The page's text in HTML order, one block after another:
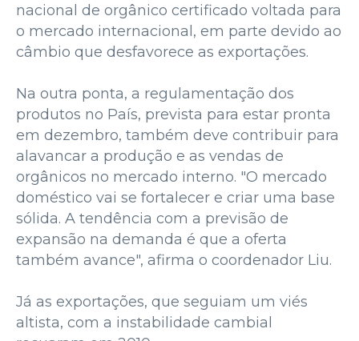
nacional de orgânico certificado voltada para
o mercado internacional, em parte devido ao
câmbio que desfavorece as exportações.
Na outra ponta, a regulamentação dos
produtos no País, prevista para estar pronta
em dezembro, também deve contribuir para
alavancar a produção e as vendas de
orgânicos no mercado interno. "O mercado
doméstico vai se fortalecer e criar uma base
sólida. A tendência com a previsão de
expansão na demanda é que a oferta
também avance", afirma o coordenador Liu.
Já as exportações, que seguiam um viés
altista, com a instabilidade cambial